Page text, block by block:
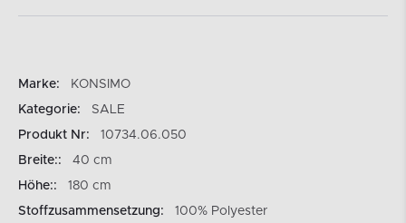
Marke:
KONSIMO
Kategorie:
SALE
Produkt Nr:
10734.06.050
Breite::
40 cm
Höhe::
180 cm
Stoffzusammensetzung:
100% Polyester